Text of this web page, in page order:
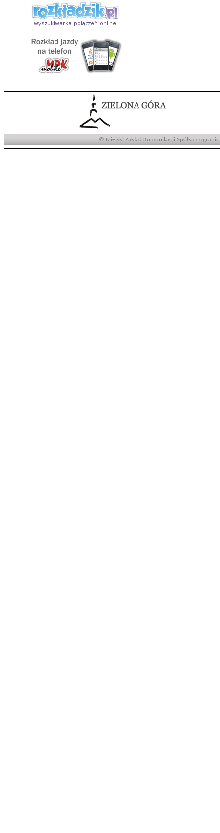
© Miejski Zakład Komunikacji Spółka z